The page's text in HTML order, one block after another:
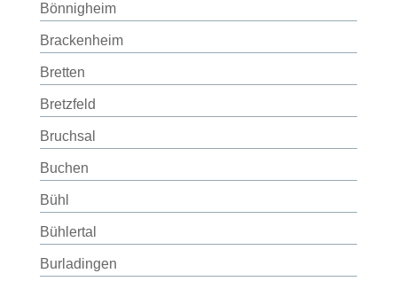
Bönnigheim
Brackenheim
Bretten
Bretzfeld
Bruchsal
Buchen
Bühl
Bühlertal
Burladingen